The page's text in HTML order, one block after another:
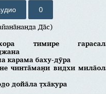
0
Да̄с)
тимире
карама баху-дӯра
чинта̄ман̣и видхи
дойа̄ла т̣ха̄кура